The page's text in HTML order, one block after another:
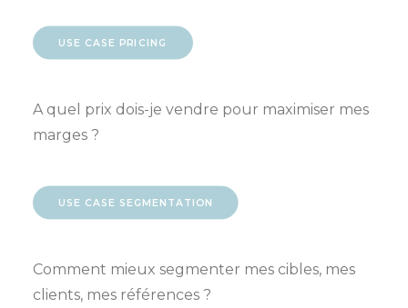
USE CASE PRICING
A quel prix dois-je vendre pour maximiser mes
marges ?
USE CASE SEGMENTATION
Comment mieux segmenter mes cibles, mes
clients, mes références ?